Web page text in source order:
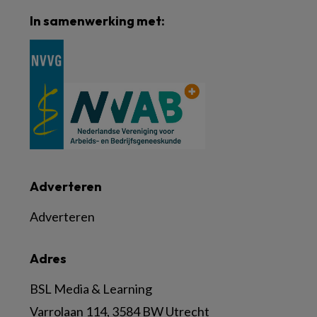
Adres
BSL Media & Learning
Varrolaan 114, 3584 BW Utrecht
Adverteren
Adverteren
In samenwerking met: